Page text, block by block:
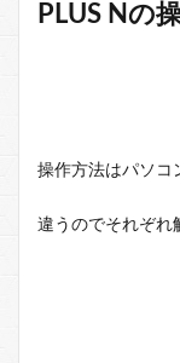
PLUS Nの
操作方法はパソコ
違うのでそれぞれ